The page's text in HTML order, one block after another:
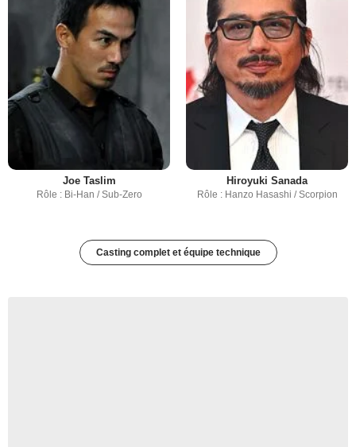
Joe Taslim
Rôle : Bi-Han / Sub-Zero
Hiroyuki Sanada
Rôle : Hanzo Hasashi / Scorpion
Casting complet et équipe technique